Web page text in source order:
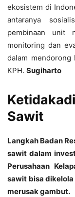
ekosistem di
antaranya
pembinaan unit
monitoring dan
dalam mendorong
KPH. Sugiharto
Sawit
Langkah Badan
sawit dalam
Perusahaan
sawit bisa
merusak gambut.